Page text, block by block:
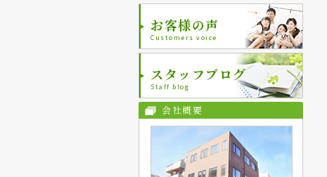
お客様の声
Customers voice
スタッフブログ
Staff blog
会社概要